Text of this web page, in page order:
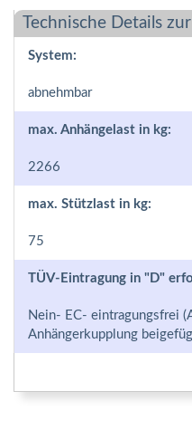
Technische Details
System:
abnehmbar
max. Anhängelast in kg:
2266
max. Stützlast in kg:
75
TÜV-Eintragung in "D"
Nein- EC- eintragungsfrei
Anhängerkupplung